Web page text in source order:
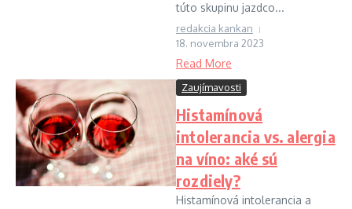
túto skupinu jazdco...
redakcia kankan
18. novembra 2023
Read More
Zaujímavosti
Histamínová
intolerancia vs. alergia
na víno: aké sú
rozdiely?
Histamínová intolerancia a